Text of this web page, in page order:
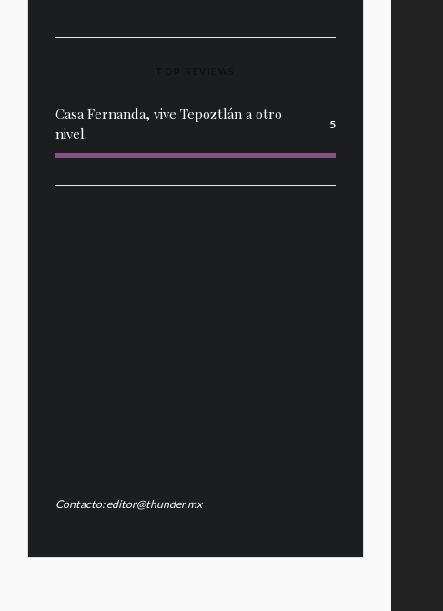
Casa Fernanda, vive Tepoztlán a otro
nivel.
5
Contacto: editor@thunder.mx